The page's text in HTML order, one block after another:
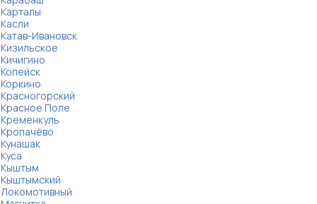
Карталы
Касли
Катав-Ивановск
Кизильское
Кичигино
Копейск
Коркино
Красногорский
Красное Поле
Кременкуль
Кропачёво
Кунашак
Куса
Кыштым
Кыштымский
Локомотивный